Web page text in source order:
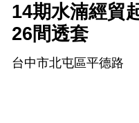
14期水湳經貿
26間透套
台中市北屯區平德路